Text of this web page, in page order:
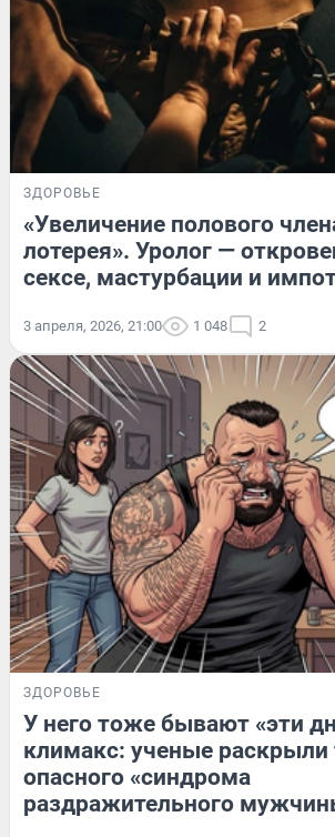
ЗДОРОВЬЕ
«Увеличение полового
лотерея». Уролог —
сексе, мастурбации и
3 апреля, 2026, 21:00 1 048 2
ЗДОРОВЬЕ
У него тоже бывают «эти
климакс: ученые раскрыли
опасного «синдрома
раздражительного